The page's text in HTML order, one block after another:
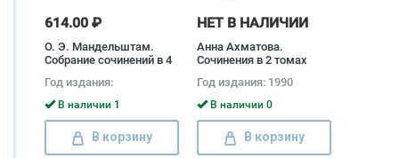
614.00 ₽
О. Э. Мандельштам.
Собрание сочинений в 4
книг) Осип
Мандельштам
Год издания:
В наличии 1
В корзину
НЕТ В НАЛИЧИИ
Анна Ахматова.
Сочинения в 2 томах
Ахматова, Николай
Скатов
Год издания: 1990
В наличии 0
В корзину